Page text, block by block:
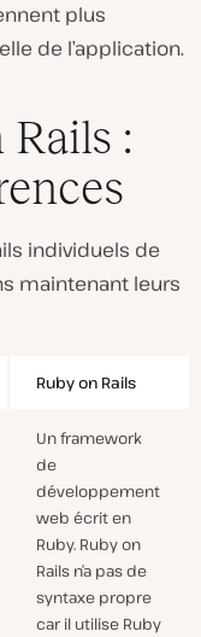
plus
de l’application.
:
individuels de
maintenant leurs
Ruby on Rails
Un framework
de
développement
web écrit en
Ruby. Ruby on
Rails n’a pas de
syntaxe propre
car il utilise Ruby